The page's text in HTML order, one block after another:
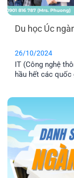
Du học Úc
26/10/2024
IT (Công nghệ
hầu hết các
thức như thế